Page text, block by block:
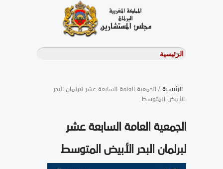
الرئيسية/ الجمعية العامة السابعة عشر لبرلمان البحر
الأبيض المتوسط
الجمعية العامة السابعة عشر
لبرلمان البحر الأبيض المتوسط